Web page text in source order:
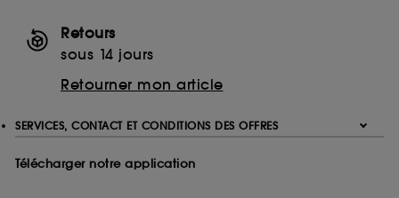
Retours
sous 14 jours
Retourner mon article
SERVICES, CONTACT ET CONDITIONS DES OFFRES
Télécharger notre application